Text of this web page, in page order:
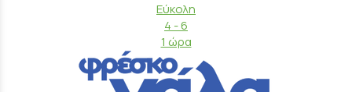
Εύκολη
4 - 6
1 ώρα